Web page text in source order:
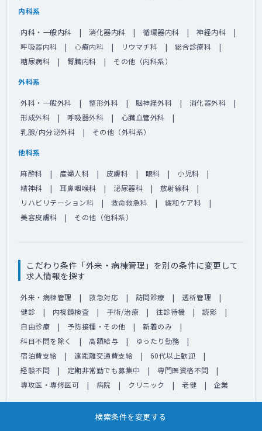
検索条件を変更する
内科系
内科・一般内科 消化器内科 循環器内科
神経内科
呼吸器内科
心療内科 リウマチ科
総合診療科
糖尿病科
腎臓内科 その他（内科系）
外科系
外科・一般外科 整形外科 脳神経外科
消化器外科
形成外科
呼吸器外科
心臓血管外科
乳腺/内分泌外科
その他（外科系）
他科系
麻酔科 産婦人科 皮膚科 眼科
小児科
精神科
耳鼻咽喉科 泌尿器科
放射線科
リハビリテーション科
救命救急科
緩和ケア科
美容皮膚科
その他（他科系）
こだわり条件「外来・病棟管理」を別の条件に変更して
求人情報を探す
外来・病棟管理 救急対応 訪問診療
透析管理
健診
内視鏡検査 手術/治療 往診待機
読影
自由診療
予防接種・その他
新着のみ
科目不問を除く
高額給与
ゆったり勤務
宿泊費支給
遠距離交通費支給
60代以上歓迎
経験不問
定期非常勤でも募集中
専門医資格不問
専攻医・専修医可
病院 クリニック 老健 企業